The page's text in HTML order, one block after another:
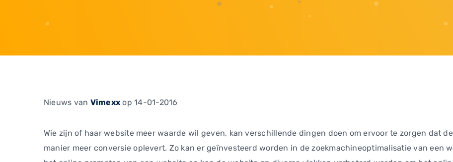
Nieuws van Vimexx op 14-01-2016
Wie zijn of haar website meer waarde wil geven, kan verschillende dingen doen om ervoor te zorgen dat
manier meer conversie oplevert. Zo kan er geïnvesteerd worden in de zoekmachineoptimalisatie van een